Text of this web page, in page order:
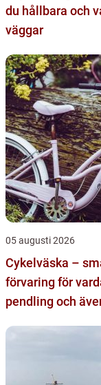
du hållbara och
väggar
05 augusti 2026
Cykelväska –
förvaring för
pendling och